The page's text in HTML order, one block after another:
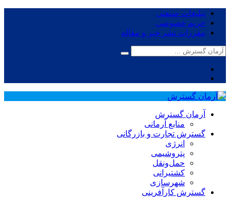
تبلیغات صنعتی
حریم خصوصی
مقررات نشر خبر و مقاله
آرمان گسترش
منابع آرمانی
گسترش تجارت و بازرگانی
انرژی
پتروشیمی
حمل‌و‌نقل
کشتیرانی
شهرسازی
گسترش کارآفرینی